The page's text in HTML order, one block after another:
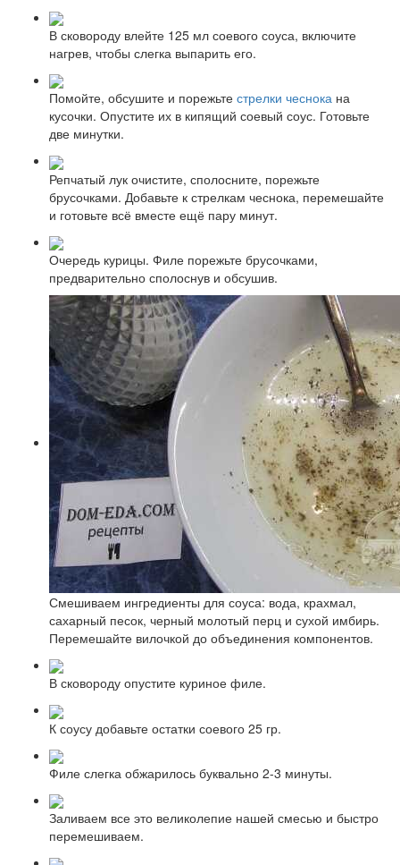
В сковороду влейте 125 мл соевого соуса, включите
нагрев, чтобы слегка выпарить его.
Помойте, обсушите и порежьте стрелки чеснока на
кусочки. Опустите их в кипящий соевый соус. Готовьте
две минутки.
Репчатый лук очистите, сполосните, порежьте
брусочками. Добавьте к стрелкам чеснока, перемешайте
и готовьте всё вместе ещё пару минут.
Очередь курицы. Филе порежьте брусочками,
предварительно сполоснув и обсушив.
Смешиваем ингредиенты для соуса: вода, крахмал,
сахарный песок, черный молотый перц и сухой имбирь.
Перемешайте вилочкой до объединения компонентов.
В сковороду опустите куриное филе.
К соусу добавьте остатки соевого 25 гр.
Филе слегка обжарилось буквально 2-3 минуты.
Заливаем все это великолепие нашей смесью и быстро
перемешиваем.